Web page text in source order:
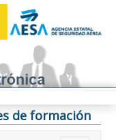
de formación